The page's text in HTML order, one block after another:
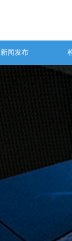
新闻发布